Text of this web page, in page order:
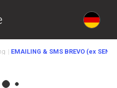
EMAILING & SMS BREVO (ex